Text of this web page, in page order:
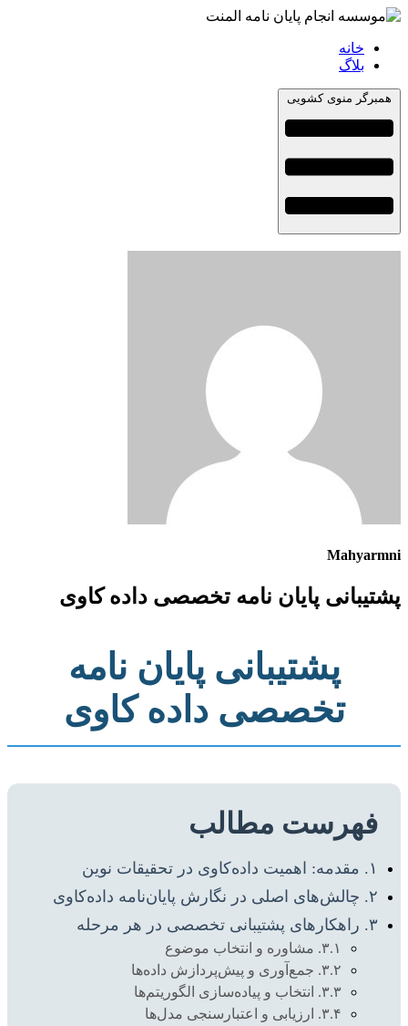
خانه
بلاگ
همبرگر منوی کشویی
Mahyarmni
پشتیبانی پایان نامه تخصصی داده کاوی
پشتیبانی پایان نامه
تخصصی داده کاوی
فهرست مطالب
۱. مقدمه: اهمیت داده‌کاوی در تحقیقات نوین
۲. چالش‌های اصلی در نگارش پایان‌نامه داده‌کاوی
۳. راهکارهای پشتیبانی تخصصی در هر مرحله
۳.۱. مشاوره و انتخاب موضوع
۳.۲. جمع‌آوری و پیش‌پردازش داده‌ها
۳.۳. انتخاب و پیاده‌سازی الگوریتم‌ها
۳.۴. ارزیابی و اعتبارسنجی مدل‌ها